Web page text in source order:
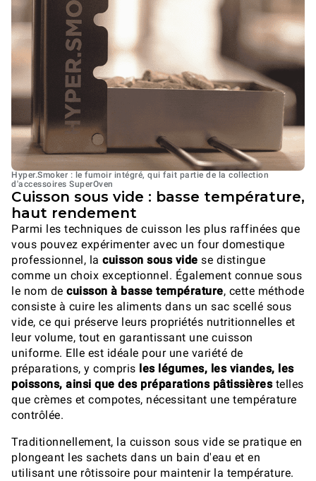
Hyper.Smoker : le fumoir intégré, qui fait partie de la collection
d'accessoires SuperOven
Cuisson sous vide : basse température,
haut rendement
Parmi les techniques de cuisson les plus raffinées que
vous pouvez expérimenter avec un four domestique
professionnel, la cuisson sous vide se distingue
comme un choix exceptionnel. Également connue sous
le nom de cuisson à basse température, cette méthode
consiste à cuire les aliments dans un sac scellé sous
vide, ce qui préserve leurs propriétés nutritionnelles et
leur volume, tout en garantissant une cuisson
uniforme. Elle est idéale pour une variété de
préparations, y compris les légumes, les viandes, les
poissons, ainsi que des préparations pâtissières telles
que crèmes et compotes, nécessitant une température
contrôlée.
Traditionnellement, la cuisson sous vide se pratique en
plongeant les sachets dans un bain d'eau et en
utilisant une rôtissoire pour maintenir la température.